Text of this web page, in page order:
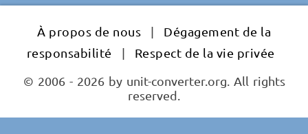
À propos de nous |
Dégagement de la
responsabilité
|
Respect de la vie privée
© 2006 - 2026 by unit-converter.org. All rights
reserved.